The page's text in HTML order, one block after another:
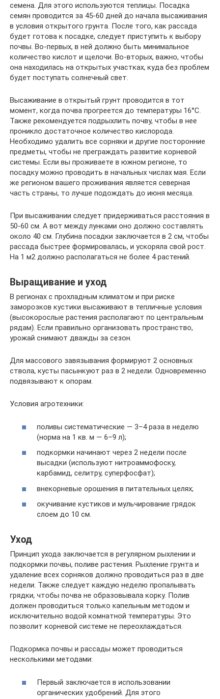
семена. Для этого используются теплицы. Посадка
семян проводится за 45-60 дней до начала высаживания
в условия открытого грунта. После того, как рассада
будет готова к посадке, следует приступить к выбору
почвы. Во-первых, в ней должно быть минимальное
количество кислот и щелочи. Во-вторых, важно, чтобы
она находилась на открытых участках, куда без проблем
будет поступать солнечный свет.
Высаживание в открытый грунт проводится в тот
момент, когда почва прогреется до температуры 16°С.
Также рекомендуется подрыхлить почву, чтобы в нее
проникло достаточное количество кислорода.
Необходимо удалить все сорняки и другие посторонние
предметы, чтобы не преграждать развитие корневой
системы. Если вы проживаете в южном регионе, то
посадку можно проводить в начальных числах мая. Если
же регионом вашего проживания является северная
часть страны, то лучше подождать до июня месяца.
При высаживании следует придерживаться расстояния в
50-60 см. А вот между лунками оно должно составлять
около 40 см. Глубина посадки заключается в 2 см, чтобы
рассада быстрее формировалась, и ускоряла свой рост.
На 1 м2 должно располагаться не более 4 растений.
Выращивание и уход
В регионах с прохладным климатом и при риске
заморозков кустики высаживают в тепличные условия
(высокорослые растения располагают по центральным
рядам). Если правильно организовать пространство,
урожай снимают дважды за сезон.
Для массового завязывания формируют 2 основных
ствола, кусты пасынкуют раз в 2 недели. Одновременно
подвязывают к опорам.
Условия агротехники:
поливы систематические — 3–4 раза в неделю
(норма на 1 кв. м — 6–9 л);
подкормки начинают через 2 недели после
высадки (используют нитроаммофоску,
карбамид, селитру, суперфосфат);
внекорневые орошения в питательных целях;
окучивание кустиков и мульчирование грядок
слоем до 10 см.
Уход
Принцип ухода заключается в регулярном рыхлении и
подкормки почвы, поливе растения. Рыхление грунта и
удаление всех сорняков должно проводиться раз в две
недели. Также следует каждую неделю пропалывать
грядки, чтобы почва не образовывала корку. Полив
должен проводиться только капельным методом и
исключительно водой комнатной температуры. Это
позволит корневой системе не переохлаждаться.
Подкормка почвы и рассады может проводиться
несколькими методами:
Первый заключается в использовании
органических удобрений. Для этого